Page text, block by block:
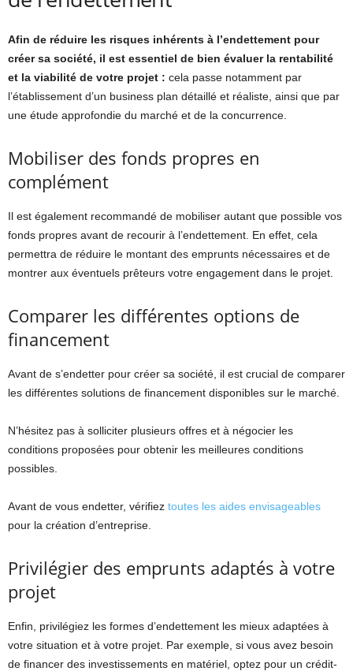
Afin de réduire les risques inhérents à l’endettement pour
créer sa société, il est essentiel de bien évaluer la rentabilité
et la viabilité de votre projet : cela passe notamment par
l’établissement d’un business plan détaillé et réaliste, ainsi que par
une étude approfondie du marché et de la concurrence.
Mobiliser des fonds propres en
complément
Il est également recommandé de mobiliser autant que possible vos
fonds propres avant de recourir à l’endettement. En effet, cela
permettra de réduire le montant des emprunts nécessaires et de
montrer aux éventuels prêteurs votre engagement dans le projet.
Comparer les différentes options de
financement
Avant de s’endetter pour créer sa société, il est crucial de comparer
les différentes solutions de financement disponibles sur le marché.
N’hésitez pas à solliciter plusieurs offres et à négocier les
conditions proposées pour obtenir les meilleures conditions
possibles.
Avant de vous endetter, vérifiez toutes les aides envisageables
pour la création d’entreprise.
Privilégier des emprunts adaptés à votre
projet
Enfin, privilégiez les formes d’endettement les mieux adaptées à
votre situation et à votre projet. Par exemple, si vous avez besoin
de financer des investissements en matériel, optez pour un crédit-